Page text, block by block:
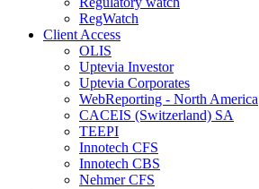
RegWatch
Client Access
OLIS
Uptevia Investor
Uptevia Corporates
WebReporting - North America
CACEIS (Switzerland) SA
TEEPI
Innotech CFS
Innotech CBS
Nehmer CFS